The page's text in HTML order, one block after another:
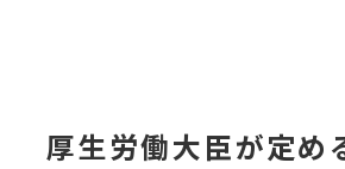
厚生労働大臣が定め